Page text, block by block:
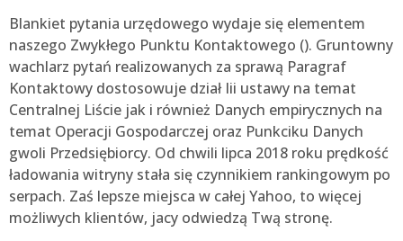
Blankiet pytania urzędowego wydaje się elementem
naszego Zwykłego Punktu Kontaktowego (). Gruntowny
wachlarz pytań realizowanych za sprawą Paragraf
Kontaktowy dostosowuje dział Iii ustawy na temat
Centralnej Liście jak i również Danych empirycznych na
temat Operacji Gospodarczej oraz Punkciku Danych
gwoli Przedsiębiorcy. Od chwili lipca 2018 roku prędkość
ładowania witryny stała się czynnikiem rankingowym po
serpach. Zaś lepsze miejsca w całej Yahoo, to więcej
możliwych klientów, jacy odwiedzą Twą stronę.